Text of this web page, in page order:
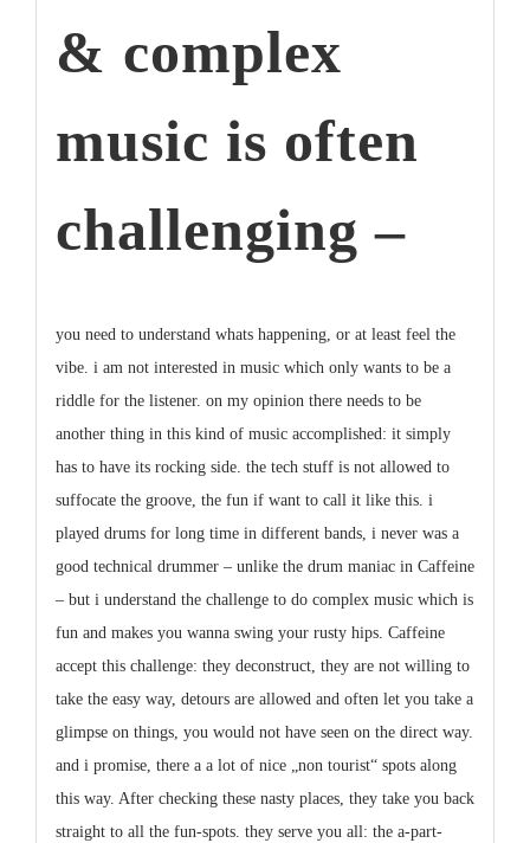
& complex
music is often
challenging –
you need to understand whats happening, or at least feel the
vibe. i am not interested in music which only wants to be a
riddle for the listener. on my opinion there needs to be
another thing in this kind of music accomplished: it simply
has to have its rocking side. the tech stuff is not allowed to
suffocate the groove, the fun if want to call it like this. i
played drums for long time in different bands, i never was a
good technical drummer – unlike the drum maniac in Caffeine
– but i understand the challenge to do complex music which is
fun and makes you wanna swing your rusty hips. Caffeine
accept this challenge: they deconstruct, they are not willing to
take the easy way, detours are allowed and often let you take a
glimpse on things, you would not have seen on the direct way.
and i promise, there a a lot of nice „non tourist“ spots along
this way. After checking these nasty places, they take you back
straight to all the fun-spots. they serve you all: the a-part-